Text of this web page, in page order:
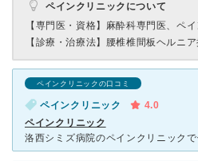
ペインクリニックについて
【専門医・資格】 麻酔科専門医、ペ
【診療・治療法】
腰椎椎間板ヘルニ
ペインクリニックの口コミ
ペインクリニック
4.0
ペインクリニック